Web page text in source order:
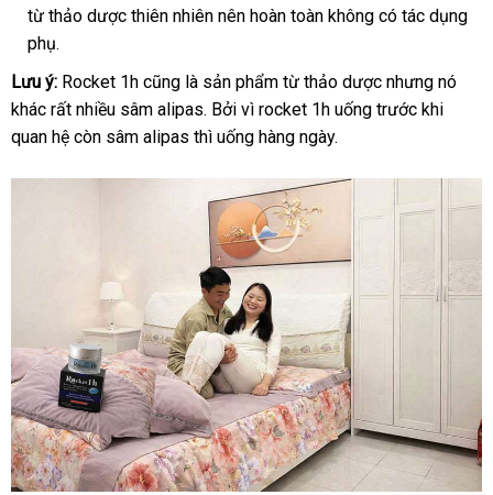
từ thảo dược thiên nhiên nên hoàn toàn không có tác dụng
phụ.
Lưu ý: Rocket 1h cũng là sản phẩm từ thảo dược nhưng nó
khác rất nhiều sâm alipas. Bởi vì rocket 1h uống trước khi
quan hệ còn sâm alipas thì uống hàng ngày.